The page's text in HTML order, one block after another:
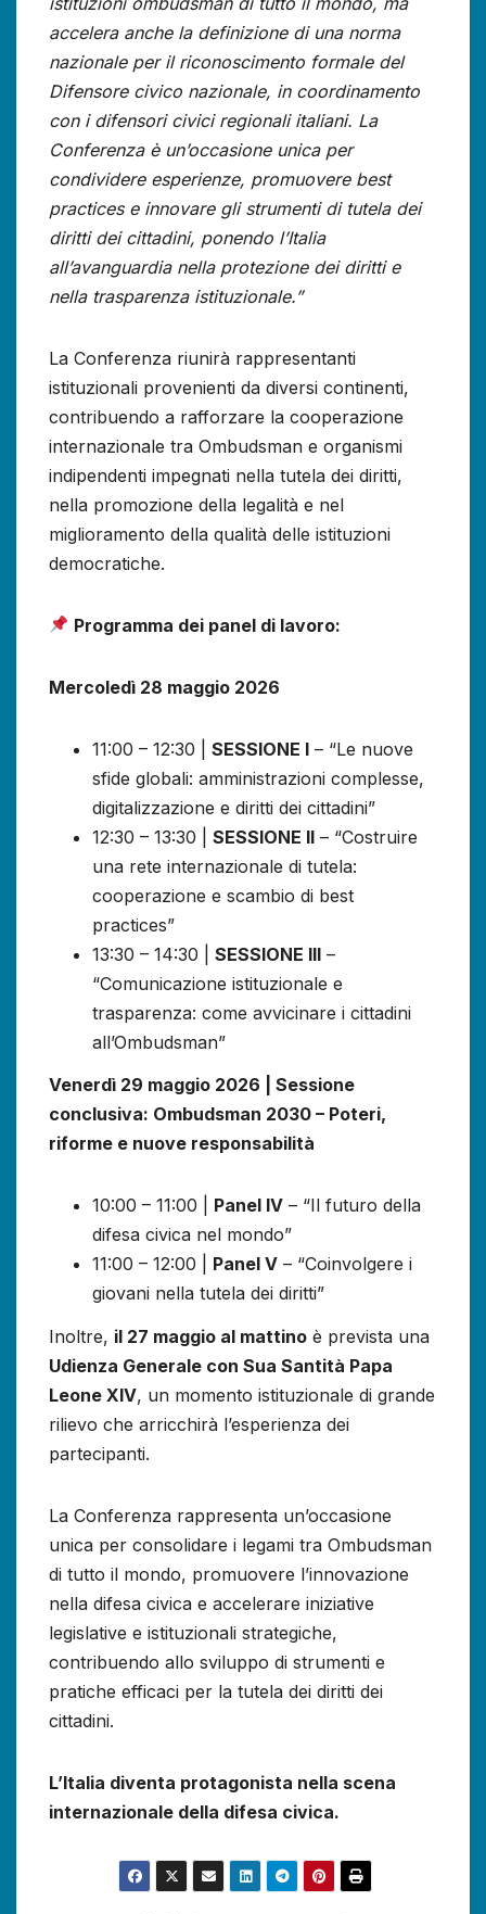
accelera anche la definizione di una norma
nazionale per il riconoscimento formale del
Difensore civico nazionale, in coordinamento
con i difensori civici regionali italiani. La
Conferenza è un’occasione unica per
condividere esperienze, promuovere best
practices e innovare gli strumenti di tutela dei
diritti dei cittadini, ponendo l’Italia
all’avanguardia nella protezione dei diritti e
nella trasparenza istituzionale.”
La Conferenza riunirà rappresentanti
istituzionali provenienti da diversi continenti,
contribuendo a rafforzare la cooperazione
internazionale tra Ombudsman e organismi
indipendenti impegnati nella tutela dei diritti,
nella promozione della legalità e nel
miglioramento della qualità delle istituzioni
democratiche.
Programma dei panel di lavoro:
Mercoledì 28 maggio 2026
11:00 – 12:30 | SESSIONE I – “Le nuove
sfide globali: amministrazioni complesse,
digitalizzazione e diritti dei cittadini”
12:30 – 13:30 | SESSIONE II – “Costruire
una rete internazionale di tutela:
cooperazione e scambio di best
practices”
13:30 – 14:30 | SESSIONE III –
“Comunicazione istituzionale e
trasparenza: come avvicinare i cittadini
all’Ombudsman”
Venerdì 29 maggio 2026 | Sessione
conclusiva: Ombudsman 2030 – Poteri,
riforme e nuove responsabilità
10:00 – 11:00 | Panel IV – “Il futuro della
difesa civica nel mondo”
11:00 – 12:00 | Panel V – “Coinvolgere i
giovani nella tutela dei diritti”
Inoltre, il 27 maggio al mattino è prevista una
Udienza Generale con Sua Santità Papa
Leone XIV, un momento istituzionale di grande
rilievo che arricchirà l’esperienza dei
partecipanti.
La Conferenza rappresenta un’occasione
unica per consolidare i legami tra Ombudsman
di tutto il mondo, promuovere l’innovazione
nella difesa civica e accelerare iniziative
legislative e istituzionali strategiche,
contribuendo allo sviluppo di strumenti e
pratiche efficaci per la tutela dei diritti dei
cittadini.
L’Italia diventa protagonista nella scena
internazionale della difesa civica.